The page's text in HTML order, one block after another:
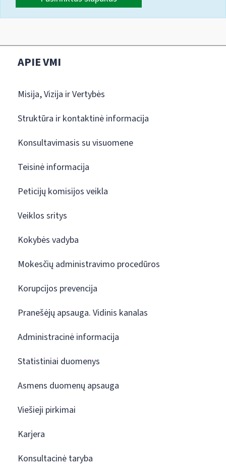
APIE VMI
Misija, Vizija ir Vertybės
Struktūra ir kontaktinė informacija
Konsultavimasis su visuomene
Teisinė informacija
Peticijų komisijos veikla
Veiklos sritys
Kokybės vadyba
Mokesčių administravimo procedūros
Korupcijos prevencija
Pranešėjų apsauga. Vidinis kanalas
Administracinė informacija
Statistiniai duomenys
Asmens duomenų apsauga
Viešieji pirkimai
Karjera
Konsultacinė taryba